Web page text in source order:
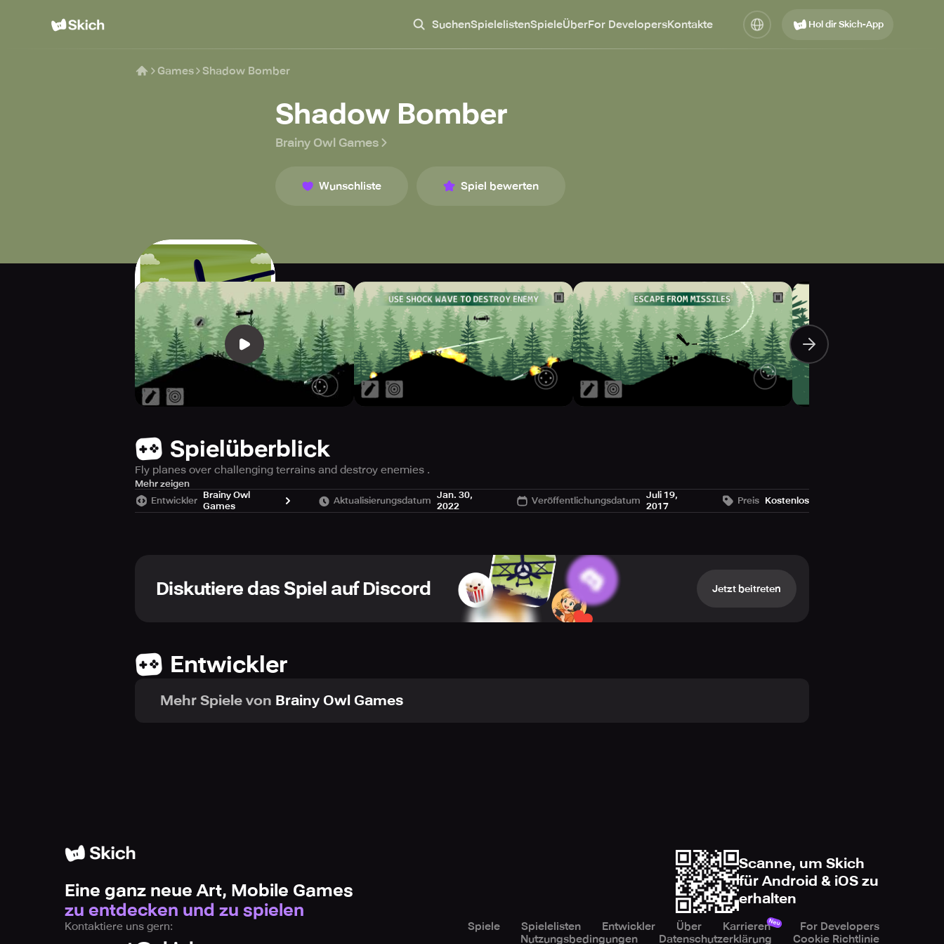
SuchenSpielelistenSpieleÜberFor DevelopersKontakte Hol dir Skich-App
Games Shadow Bomber
Shadow Bomber
Brainy Owl Games
Wunschliste Spiel bewerten
Spielüberblick
Fly planes over challenging terrains and destroy enemies .
Unlock new planes by reaching higher levels .
Features :
Credits:
Mehr zeigen
Entwickler
Brainy Owl
Games
Aktualisierungsdatum
Jan. 30,
2022
Veröffentlichungsdatum
Juli 19,
2017
Preis Kostenlos
Diskutiere das Spiel auf Discord Jetzt beitreten
Entwickler
Mehr Spiele von Brainy Owl Games
Eine ganz neue Art, Mobile Games
zu entdecken und zu spielen
Scanne, um Skich
für Android & iOS zu
erhalten
Kontaktiere uns gern: Spiele Spielelisten Entwickler Über KarrierenNeu
For Developers
Nutzungsbedingungen
Datenschutzerklärung Cookie Richtlinie